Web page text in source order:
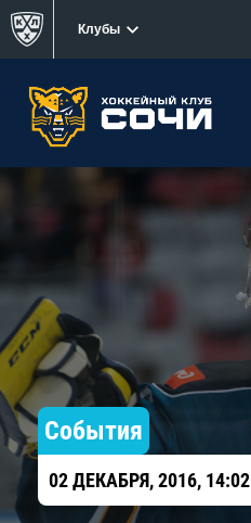
Клубы
События
02 ДЕКАБРЯ, 2016, 14:02